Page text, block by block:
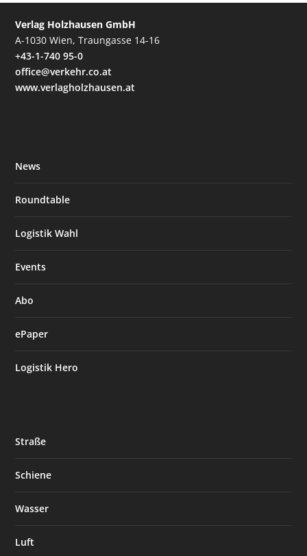
Verlag Holzhausen GmbH
A-1030 Wien, Traungasse 14-16
+43-1-740 95-0
office@verkehr.co.at
www.verlagholzhausen.at
News
Roundtable
Logistik Wahl
Events
Abo
ePaper
Logistik Hero
Straße
Schiene
Wasser
Luft